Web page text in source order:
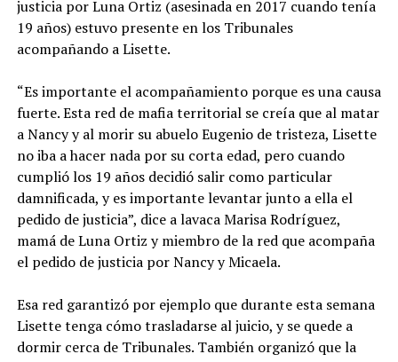
justicia por Luna Ortiz (asesinada en 2017 cuando tenía
19 años) estuvo presente en los Tribunales
acompañando a Lisette.
“Es importante el acompañamiento porque es una causa
fuerte. Esta red de mafia territorial se creía que al matar
a Nancy y al morir su abuelo Eugenio de tristeza, Lisette
no iba a hacer nada por su corta edad, pero cuando
cumplió los 19 años decidió salir como particular
damnificada, y es importante levantar junto a ella el
pedido de justicia”, dice a lavaca Marisa Rodríguez,
mamá de Luna Ortiz y miembro de la red que acompaña
el pedido de justicia por Nancy y Micaela.
Esa red garantizó por ejemplo que durante esta semana
Lisette tenga cómo trasladarse al juicio, y se quede a
dormir cerca de Tribunales. También organizó que la